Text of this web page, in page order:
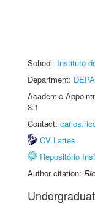
School: Instituto
Department:
Academic
3.1
Contact:
CV Lattes
Repositório
Author citation: